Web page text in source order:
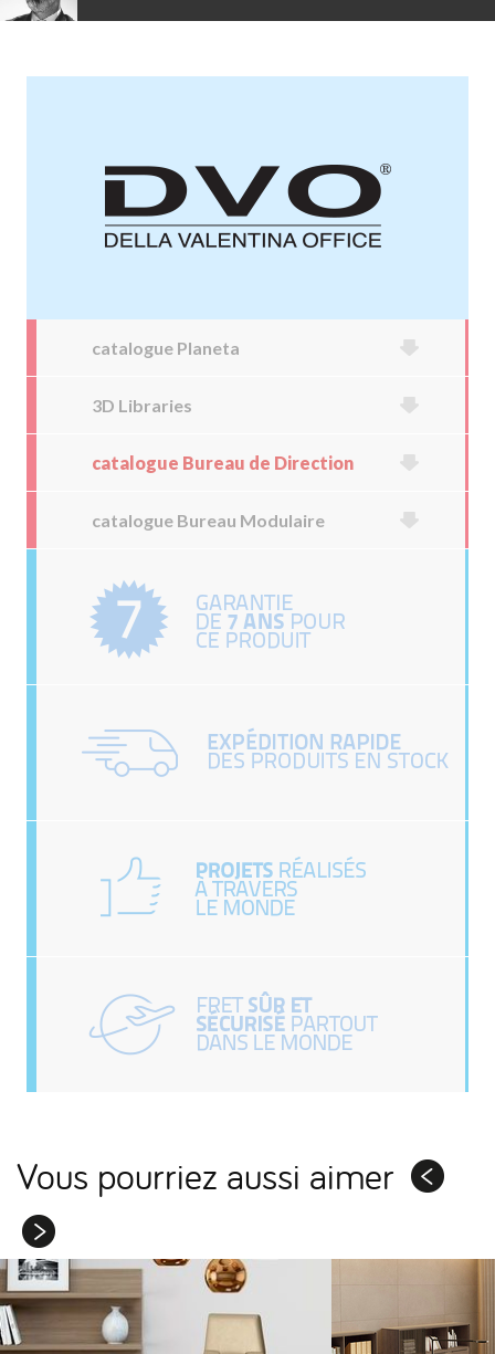
catalogue Planeta
3D Libraries
catalogue Bureau de Direction
catalogue Bureau Modulaire
Vous pourriez aussi aimer